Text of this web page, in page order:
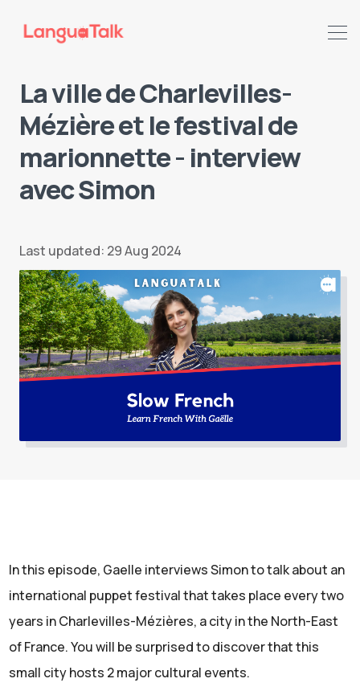
Search LanguaTalk
La ville de Charlevilles-
Mézière et le festival de
marionnette - interview
avec Simon
Last updated: 29 Aug 2024
In this episode, Gaelle interviews Simon to talk about an
international puppet festival that takes place every two
years in Charlevilles-Mézières, a city in the North-East
of France. You will be surprised to discover that this
small city hosts 2 major cultural events.